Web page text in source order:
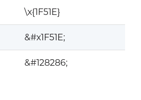
\x{1F51E}
&#x1F51E;
&#128286;